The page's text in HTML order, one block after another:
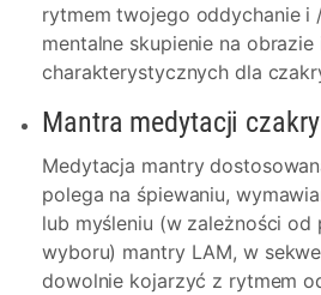
rytmem twojego oddychanie i
mentalne skupienie na
charakterystycznych dla
Mantra medytacji
Medytacja mantry
polega na śpiewaniu,
lub myśleniu (w zależności
wyboru) mantry LAM, w
dowolnie kojarzyć z rytmem